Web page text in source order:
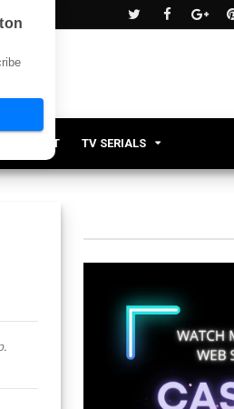
OFFBEAT TV SERIALS